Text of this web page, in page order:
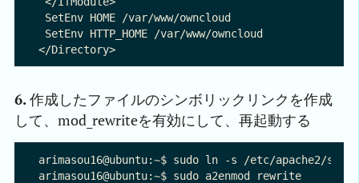
SetEnv HOME /var/www/owncloud
SetEnv HTTP_HOME /var/www/owncloud
6.作成したファイルのシンボリックリンクを作成
して、mod_rewriteを有効にして、再起動する
arimasou16@ubuntu:~$ sudo ln -s /etc/apache2/
arimasou16@ubuntu:~$ sudo a2enmod rewrite